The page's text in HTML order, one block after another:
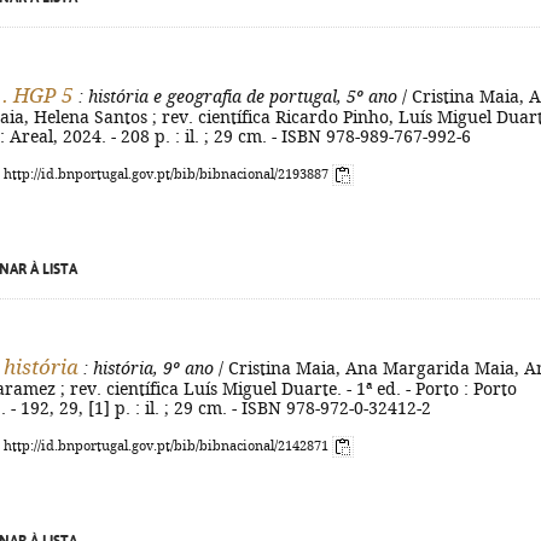
HGP 5 : história e geografia de portugal, 5º ano / Cristina Maia,
Helena Santos ; rev. científica Ricardo Pinho, Luís Miguel
Areal, 2024. - 208 p. : il. ; 29 cm. - ISBN 978-989-767-992-6
id.bnportugal.gov.pt/bib/bibnacional/2193887
À LISTA
história : história, 9º ano / Cristina Maia, Ana Margarida Maia,
; rev. científica Luís Miguel Duarte. - 1ª ed. - Porto : Porto
- 192, 29, [1] p. : il. ; 29 cm. - ISBN 978-972-0-32412-2
id.bnportugal.gov.pt/bib/bibnacional/2142871